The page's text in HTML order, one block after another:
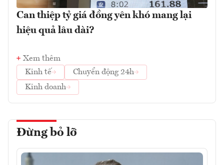
Can thiệp tỷ giá đồng yên khó mang lại
hiệu quả lâu dài?
Xem thêm
Kinh tế
Chuyển động 24h
Kinh doanh
Đừng bỏ lỡ